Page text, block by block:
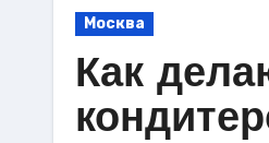
Москва
Как